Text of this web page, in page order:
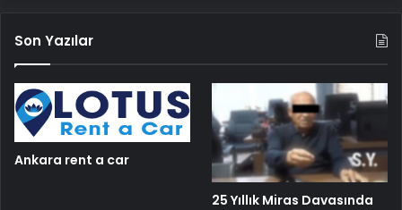
Son Yazılar
Ankara rent a car
25 Yıllık Miras Davasında